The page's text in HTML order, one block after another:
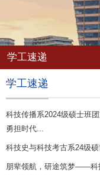
学工速递
学工速递
科技传播系2024级硕士班
勇担时代...
科技史与科技考古系24级
朋辈领航，研途筑梦——科